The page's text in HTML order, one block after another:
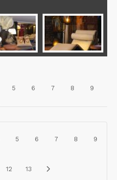
5 6 7 8 9
5 6 7 8 9
12 13